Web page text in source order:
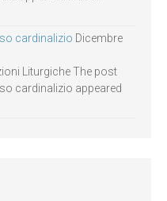
cardinalizio Dicembre
Liturgiche The post
cardinalizio appeared